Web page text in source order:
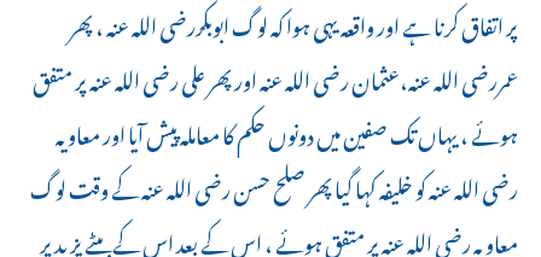
پر اتفاق کرنا ہے اور واقعہ یہی ہوا کہ لوگ ابوبکررضی اللہ عنہ ، پھر
عمررضی اللہ عنہ،عثمان رضی اللہ عنہ اور پھر علی رضی اللہ عنہ پر متفق
ہوئے ، یہاں تک صفین میں دونوں حکم کا معاملہ پیش آیا اور معاویہ
رضی اللہ عنہ کو خلیفہ کہا گیا پھر صلح حسن رضی اللہ عنہ کے وقت لوگ
معاویہ رضی اللہ عنہ پر متفق ہوئے ، اس کے بعد اس کے بیٹے یزید پر